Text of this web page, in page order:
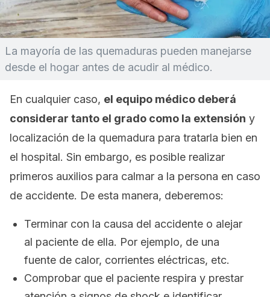
La mayoría de las quemaduras pueden manejarse
desde el hogar antes de acudir al médico.
En cualquier caso, el equipo médico deberá
considerar tanto el grado como la extensión y
localización de la quemadura para tratarla bien en
el hospital. Sin embargo, es posible realizar
primeros auxilios para calmar a la persona en caso
de accidente. De esta manera, deberemos:
Terminar con la causa del accidente o alejar
al paciente de ella. Por ejemplo, de una
fuente de calor, corrientes eléctricas, etc.
Comprobar que el paciente respira y prestar